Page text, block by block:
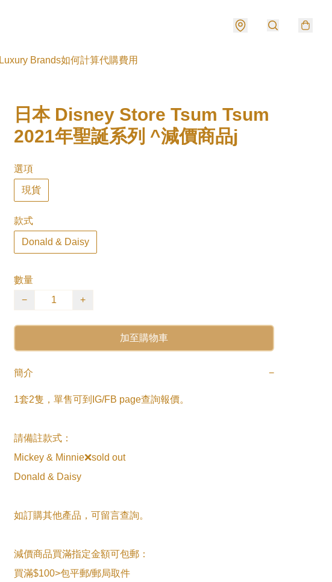
Luxury Brands如何計算代購費用
日本 Disney Store Tsum Tsum
2021年聖誕系列 ^減價商品j
選項
現貨
款式
Donald & Daisy
數量
−
+
加至購物車
簡介 −
1套2隻，單售可到IG/FB page查詢報價。
請備註款式：
Mickey & Minnie❌sold out
Donald & Daisy
如訂購其他產品，可留言查詢。
減價商品買滿指定金額可包郵：
買滿$100>包平郵/郵局取件